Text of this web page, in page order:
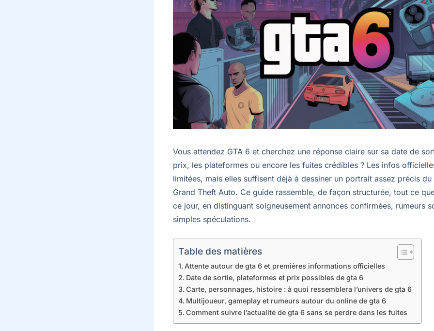
Vous attendez GTA 6 et cherchez une réponse claire sur sa date de
prix, les plateformes ou encore les fuites crédibles ? Les infos
limitées, mais elles suffisent déjà à dessiner un portrait assez précis
Grand Theft Auto. Ce guide rassemble, de façon structurée, tout ce
ce jour, en distinguant soigneusement annonces confirmées, rumeurs
simples spéculations.
Table des matières
Attente autour de gta 6 et premières informations officielles
Date de sortie, plateformes et prix possibles de gta 6
Carte, personnages, histoire : à quoi ressemblera l’univers de gta 6
Multijoueur, gameplay et rumeurs autour du online de gta 6
Comment suivre l’actualité de gta 6 sans se perdre dans les fuites